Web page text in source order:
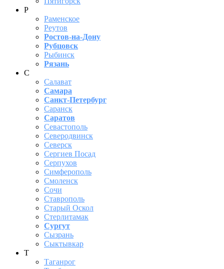
Р
Раменское
Реутов
Ростов-на-Дону
Рубцовск
Рыбинск
Рязань
С
Салават
Самара
Санкт-Петербург
Саранск
Саратов
Севастополь
Северодвинск
Северск
Сергиев Посад
Серпухов
Симферополь
Смоленск
Сочи
Ставрополь
Старый Оскол
Стерлитамак
Сургут
Сызрань
Сыктывкар
Т
Таганрог